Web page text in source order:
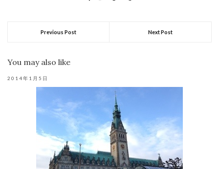
Previous Post Next Post
You may also like
2014年1月5日